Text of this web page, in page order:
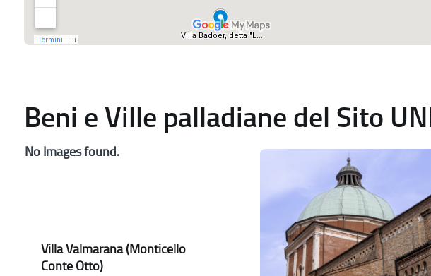
Beni e Ville palladiane del Sito
No Images found.
Villa Valmarana (Monticello
Conte Otto)